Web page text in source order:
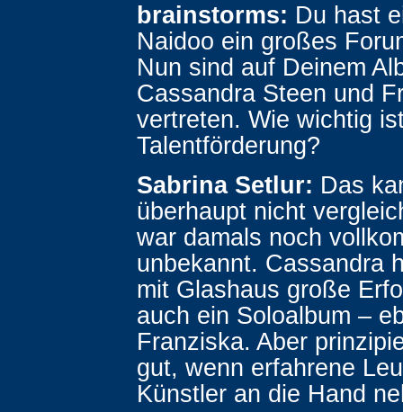
brainstorms: Du hast
Naidoo ein großes
Nun sind auf Deinem
Cassandra Steen und
vertreten. Wie wichtig
Talentförderung?
Sabrina Setlur: Das
überhaupt nicht
war damals noch
unbekannt. Cassandra
mit Glashaus große
auch ein Soloalbum –
Franziska. Aber
gut, wenn erfahrene
Künstler an die Hand